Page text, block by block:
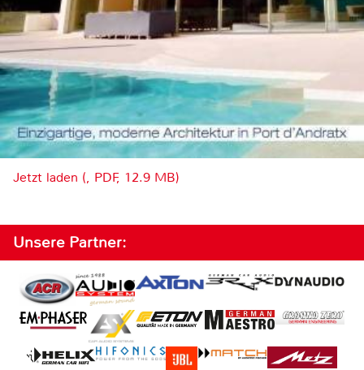
Jetzt laden (, PDF, 12.9 MB)
Unsere Partner: